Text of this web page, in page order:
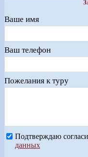
Ваше имя
Ваш телефон
Пожелания к туру
Подтверждаю
данных